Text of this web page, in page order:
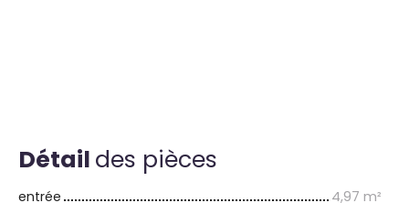
Détail des pièces
entrée
4,97 m²